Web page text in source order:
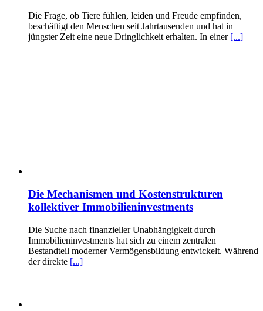
Die Frage, ob Tiere fühlen, leiden und Freude empfinden,
beschäftigt den Menschen seit Jahrtausenden und hat in
jüngster Zeit eine neue Dringlichkeit erhalten. In einer [...]
Die Mechanismen und Kostenstrukturen
kollektiver Immobilieninvestments
Die Suche nach finanzieller Unabhängigkeit durch
Immobilieninvestments hat sich zu einem zentralen
Bestandteil moderner Vermögensbildung entwickelt. Während
der direkte [...]